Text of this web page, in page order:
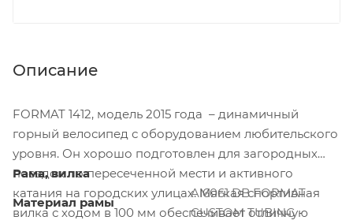
Описание
FORMAT 1412, модель 2015 года – динамичный
горный велосипед с оборудованием любительского
уровня. Он хорошо подготовлен для загородных
поездок по пересеченной мести и активного
катания на городских улицах. Мягкая спортивная
вилка с ходом в 100 мм обеспечивает отличную
Рама, вилка
Материал рамы
Al6061 DB FORMAT
CUSTOM TUBING